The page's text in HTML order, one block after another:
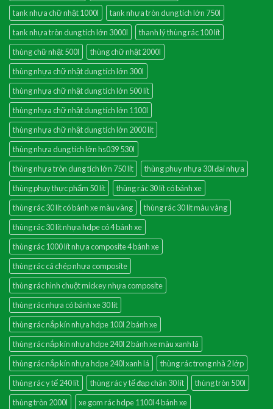
tank nhựa chữ nhật 1000l
tank nhựa tròn dung tích lớn 750l
tank nhựa tròn dung tích lớn 3000l
thanh lý thùng rác 100 lít
thùng chữ nhật 500l
thùng chữ nhật 2000l
thùng nhựa chữ nhật dung tích lớn 300l
thùng nhựa chữ nhật dung tích lớn 500 lít
thùng nhựa chữ nhật dung tích lớn 1100l
thùng nhựa chữ nhật dung tích lớn 2000 lít
thùng nhựa dung tích lớn hs039 530l
thùng nhựa tròn dung tích lớn 750 lít
thùng phuy nhựa 30l đai nhựa
thùng phuy thực phẩm 50 lít
thùng rác 30 lít có bánh xe
thùng rác 30 lít có bánh xe màu vàng
thùng rác 30 lít màu vàng
thùng rác 30 lít nhựa hdpe có 4 bánh xe
thùng rác 1000 lít nhựa composite 4 bánh xe
thùng rác cá chép nhựa composite
thùng rác hình chuột mickey nhựa composite
thùng rác nhựa có bánh xe 30 lít
thùng rác nắp kín nhựa hdpe 100l 2 bánh xe
thùng rác nắp kín nhựa hdpe 240l 2 bánh xe màu xanh lá
thùng rác nắp kín nhựa hdpe 240l xanh lá
thùng rác trong nhà 2 lớp
thùng rác y tế 240 lít
thùng rác y tế đạp chân 30 lít
thùng tròn 500l
thùng tròn 2000l
xe gom rác hdpe 1100l 4 bánh xe